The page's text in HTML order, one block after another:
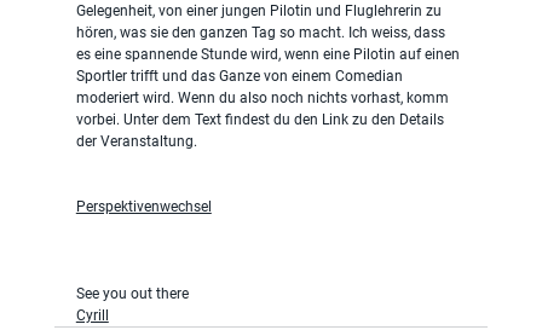
Gelegenheit, von einer jungen Pilotin und Fluglehrerin zu
hören, was sie den ganzen Tag so macht. Ich weiss, dass
es eine spannende Stunde wird, wenn eine Pilotin auf einen
Sportler trifft und das Ganze von einem Comedian
moderiert wird. Wenn du also noch nichts vorhast, komm
vorbei. Unter dem Text findest du den Link zu den Details
der Veranstaltung.
Perspektivenwechsel
See you out there
Cyrill